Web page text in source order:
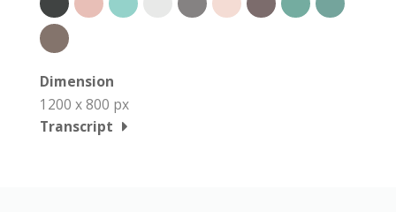
Dimension
1200 x 800 px
Transcript